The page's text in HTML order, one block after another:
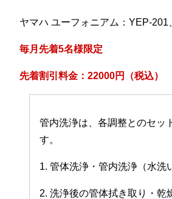
ヤマハ ユーフォニアム：YEP-201
毎月先着5名様限定
先着割引料金：22000円（税込）
管内洗浄は、各調整とのセッ
す。
1. 管体洗浄・管内洗浄（水洗
2. 洗浄後の管体拭き取り・乾